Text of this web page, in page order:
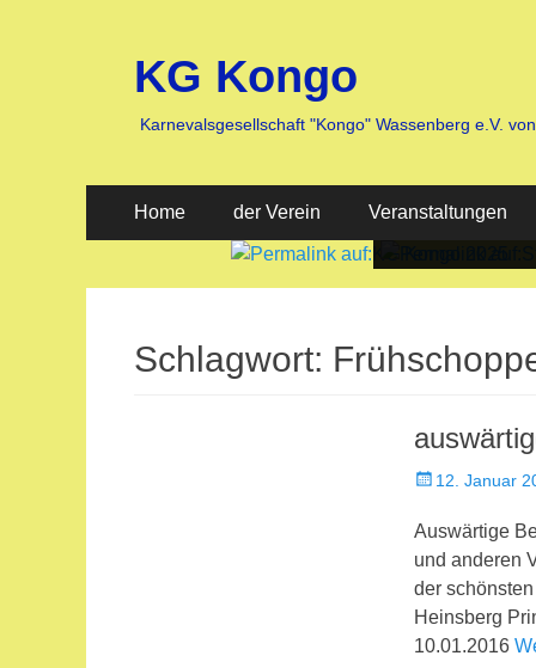
KG Kongo
Karnevalsgesellschaft "Kongo" Wassenberg e.V.
Primäres
Menü
Home der Verein Veranstaltungen
am:
Heike
Jaegers
am:
Heike
Jaegers
Schlagwort:
Veröffentlicht
12. Januar
Auswärtige
und anderen
der
Heinsberg
10.01.2016